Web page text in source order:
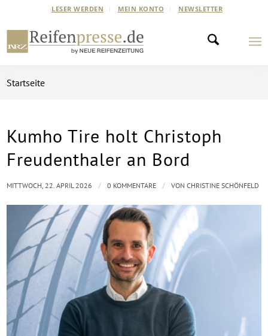
LESER WERDEN MEIN KONTO NEWSLETTER
Startseite
Kumho Tire holt Christoph
Freudenthaler an Bord
MITTWOCH, 22. APRIL 2026 / 0 KOMMENTARE / VONCHRISTINE SCHÖNFELD